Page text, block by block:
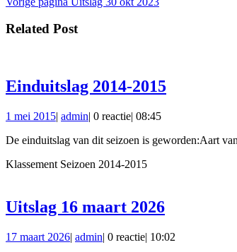
navigatie
Related Post
Einduitslag 2014-2015
1 mei 20151
2015
| adminadmin
| 0 reactie| 08:45
De einduitslag van dit seizoen is geworden:Aart
Klassement Seizoen 2014-2015
Uitslag 16 maart 2026Uitslag
maart
17 maart 202617
| adminadmin
| 0 reactie| 10:02